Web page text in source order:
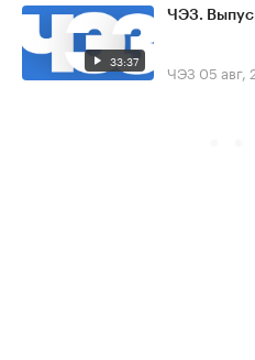
33:37
ЧЭЗ.
ЧЭЗ 05 авг,